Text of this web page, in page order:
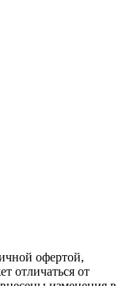
офертой,
отличаться от